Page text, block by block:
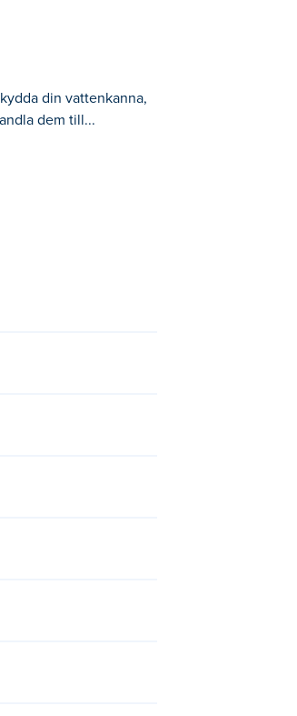
din vattenkanna,
dem till...
av rasande
tangenterna för att